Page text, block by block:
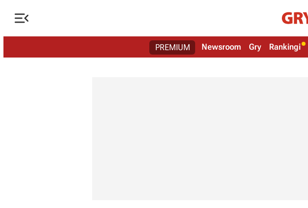

PREMIUM Newsroom Gry Rankingi